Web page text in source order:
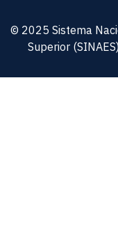
© 2025 Sistema
Superior